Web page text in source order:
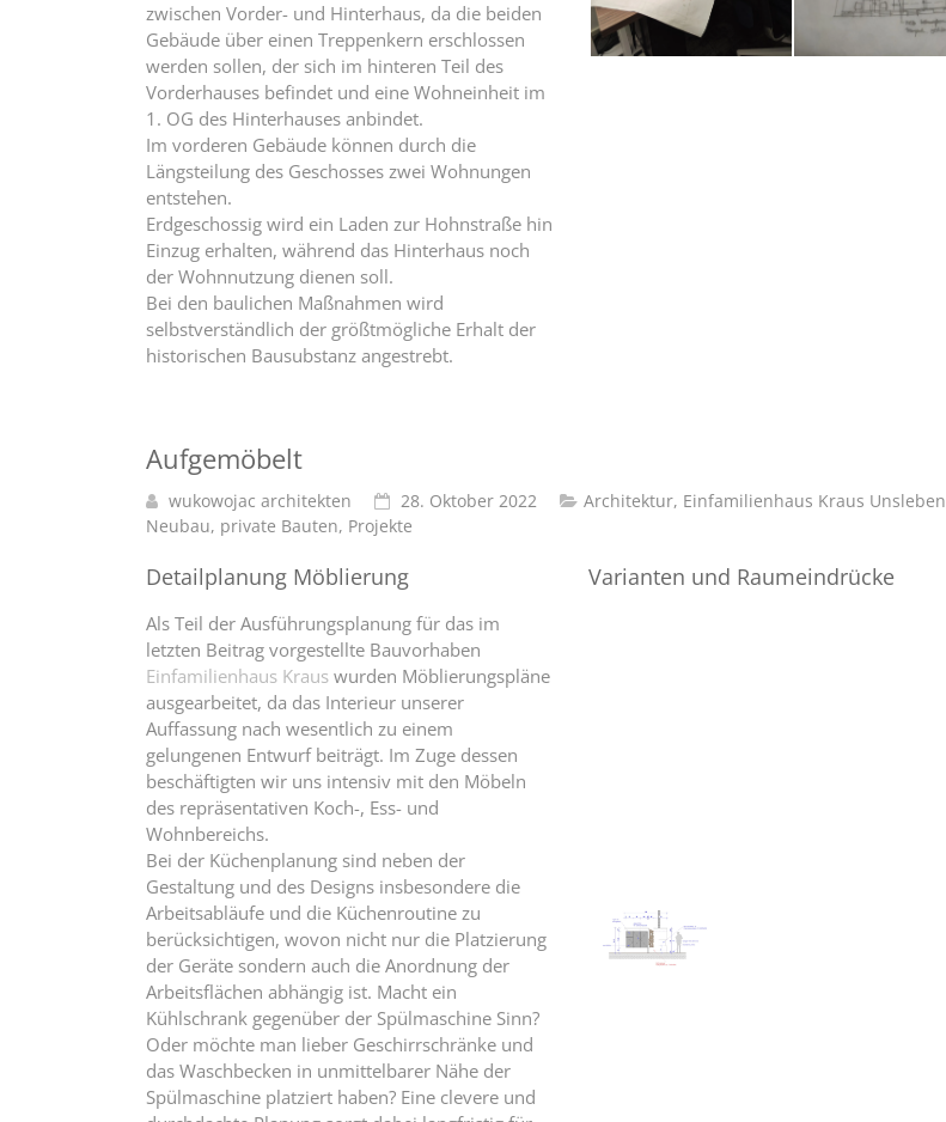
zwischen Vorder- und Hinterhaus, da die beiden
Gebäude über einen Treppenkern erschlossen
werden sollen, der sich im hinteren Teil des
Vorderhauses befindet und eine Wohneinheit im
1. OG des Hinterhauses anbindet.
Im vorderen Gebäude können durch die
Längsteilung des Geschosses zwei Wohnungen
entstehen.
Erdgeschossig wird ein Laden zur Hohnstraße hin
Einzug erhalten, während das Hinterhaus noch
der Wohnnutzung dienen soll.
Bei den baulichen Maßnahmen wird
selbstverständlich der größtmögliche Erhalt der
historischen Bausubstanz angestrebt.
Aufgemöbelt
wukowojac architekten 28. Oktober 2022 Architektur, Einfamilienhaus Kraus Unsleben
Neubau, private Bauten, Projekte
Detailplanung Möblierung
Als Teil der Ausführungsplanung für das im
letzten Beitrag vorgestellte Bauvorhaben
Einfamilienhaus Kraus wurden Möblierungspläne
ausgearbeitet, da das Interieur unserer
Auffassung nach wesentlich zu einem
gelungenen Entwurf beiträgt. Im Zuge dessen
beschäftigten wir uns intensiv mit den Möbeln
des repräsentativen Koch-, Ess- und
Wohnbereichs.
Bei der Küchenplanung sind neben der
Gestaltung und des Designs insbesondere die
Arbeitsabläufe und die Küchenroutine zu
berücksichtigen, wovon nicht nur die Platzierung
der Geräte sondern auch die Anordnung der
Arbeitsflächen abhängig ist. Macht ein
Kühlschrank gegenüber der Spülmaschine Sinn?
Oder möchte man lieber Geschirrschränke und
das Waschbecken in unmittelbarer Nähe der
Spülmaschine platziert haben? Eine clevere und
Varianten und Raumeindrücke